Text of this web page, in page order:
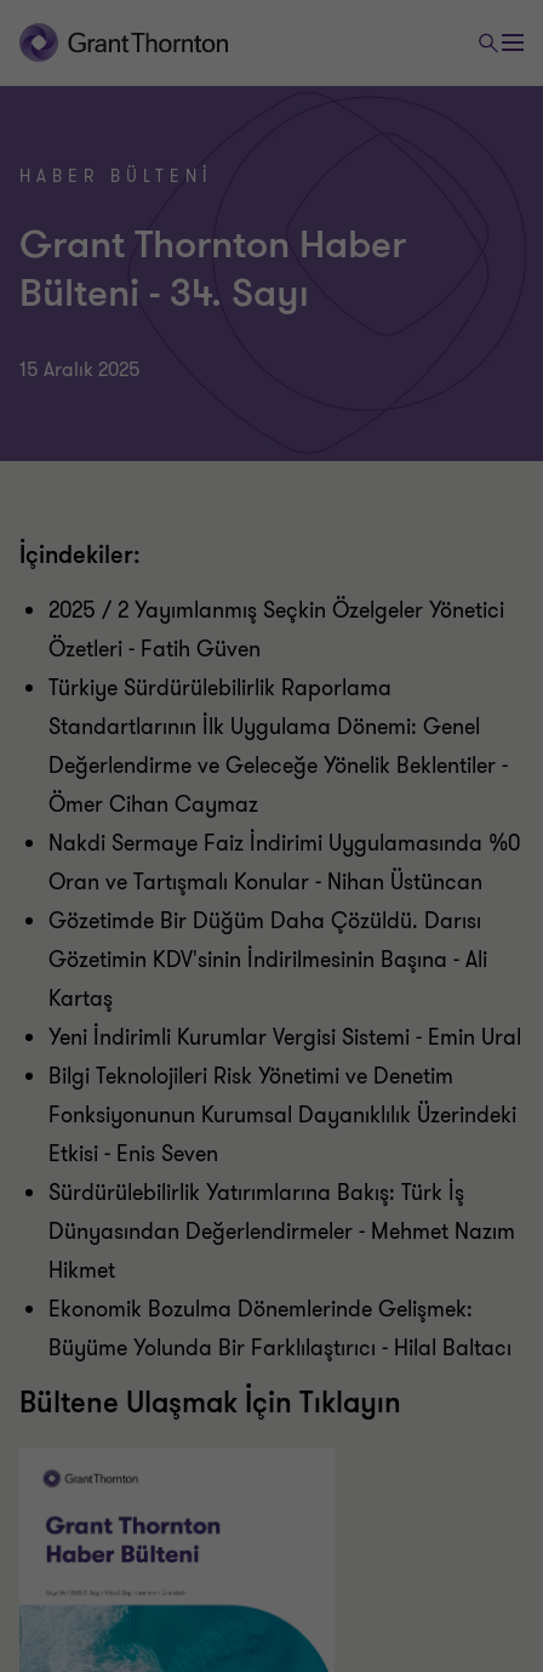
HABER BÜLTENI
Grant Thornton Haber
Bülteni - 34. Sayı
15 Aralık 2025
İçindekiler:
2025 / 2 Yayımlanmış Seçkin Özelgeler Yönetici
Özetleri - Fatih Güven
Türkiye Sürdürülebilirlik Raporlama
Standartlarının İlk Uygulama Dönemi: Genel
Değerlendirme ve Geleceğe Yönelik Beklentiler -
Ömer Cihan Caymaz
Nakdi Sermaye Faiz İndirimi Uygulamasında %0
Oran ve Tartışmalı Konular - Nihan Üstüncan
Gözetimde Bir Düğüm Daha Çözüldü. Darısı
Gözetimin KDV'sinin İndirilmesinin Başına - Ali
Kartaş
Yeni İndirimli Kurumlar Vergisi Sistemi - Emin Ural
Bilgi Teknolojileri Risk Yönetimi ve Denetim
Fonksiyonunun Kurumsal Dayanıklılık Üzerindeki
Etkisi - Enis Seven
Sürdürülebilirlik Yatırımlarına Bakış: Türk İş
Dünyasından Değerlendirmeler - Mehmet Nazım
Hikmet
Ekonomik Bozulma Dönemlerinde Gelişmek:
Büyüme Yolunda Bir Farklılaştırıcı - Hilal Baltacı
Bültene Ulaşmak İçin Tıklayın